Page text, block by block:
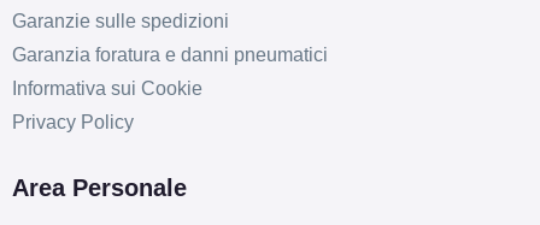
Garanzie sulle spedizioni
Garanzia foratura e danni pneumatici
Informativa sui Cookie
Privacy Policy
Area Personale